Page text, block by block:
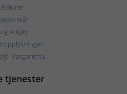
Returer
kjøp
Margaretha
tjenester